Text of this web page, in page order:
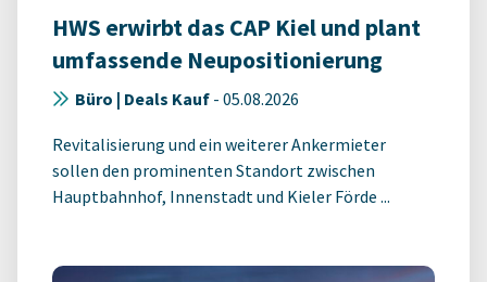
HWS erwirbt das CAP Kiel und plant
umfassende Neupositionierung
Büro | Deals Kauf - 05.08.2026
Revitalisierung und ein weiterer Ankermieter
sollen den prominenten Standort zwischen
Hauptbahnhof, Innenstadt und Kieler Förde ...